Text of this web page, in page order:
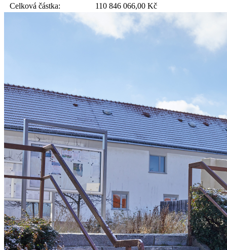
Celková částka: 110 846 066,00 Kč